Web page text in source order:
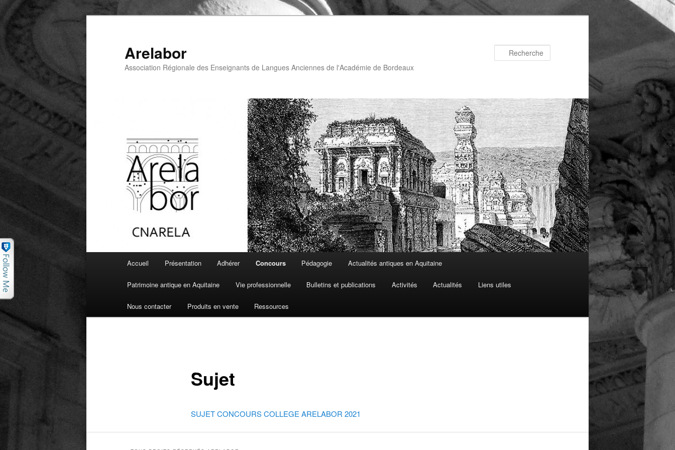
Arelabor
Association Régionale des Enseignants de Langues Anciennes de l'Académie de Bordeaux
Aller au contenu principal
Aller au contenu secondaire
Accueil Présentation Adhérer Concours Pédagogie Actualités antiques en Aquitaine
Patrimoine antique en Aquitaine Vie professionnelle Bulletins et publications Activités Actualités Liens utiles
Nous contacter Produits en vente Ressources
Sujet
SUJET CONCOURS COLLEGE ARELABOR 2021